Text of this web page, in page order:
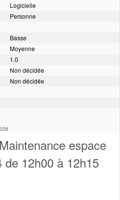
Logicielle
Personne
Basse
Moyenne
1.0
Non décidée
Non décidée
espace
12h00 à 12h15